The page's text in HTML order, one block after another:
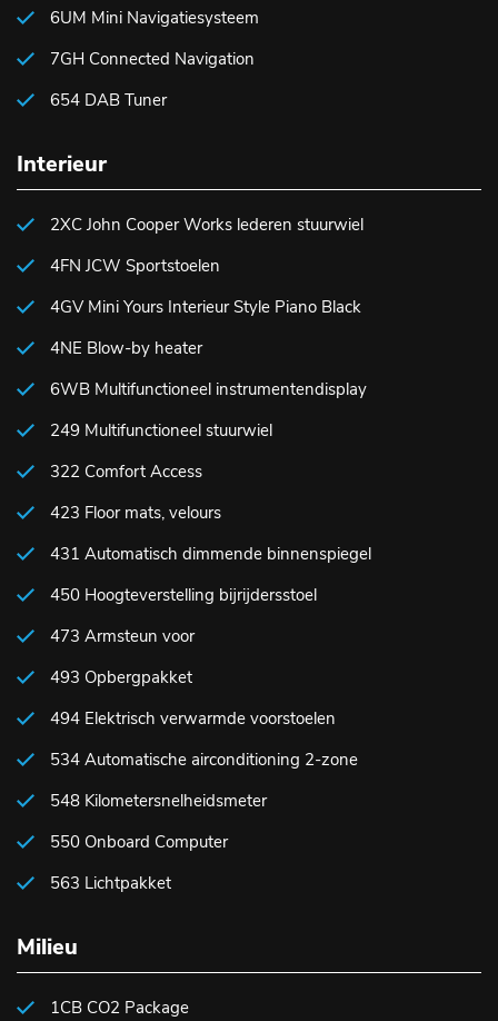
6UM Mini Navigatiesysteem
7GH Connected Navigation
654 DAB Tuner
Interieur
2XC John Cooper Works lederen stuurwiel
4FN JCW Sportstoelen
4GV Mini Yours Interieur Style Piano Black
4NE Blow-by heater
6WB Multifunctioneel instrumentendisplay
249 Multifunctioneel stuurwiel
322 Comfort Access
423 Floor mats, velours
431 Automatisch dimmende binnenspiegel
450 Hoogteverstelling bijrijdersstoel
473 Armsteun voor
493 Opbergpakket
494 Elektrisch verwarmde voorstoelen
534 Automatische airconditioning 2-zone
548 Kilometersnelheidsmeter
550 Onboard Computer
563 Lichtpakket
Milieu
1CB CO2 Package